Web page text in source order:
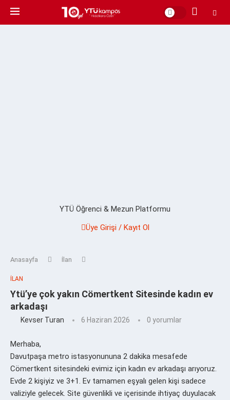
YTÜ Öğrenci & Mezun Platformu
Üye Girişi / Kayıt Ol
Anasayfa İlan
İLAN
Ytü’ye çok yakın Cömertkent Sitesinde kadın ev
arkadaşı
Kevser Turan 6 Haziran 2026 0 yorumlar
Merhaba,
Davutpaşa metro istasyonununa 2 dakika mesafede
Cömertkent sitesindeki evimiz için kadın ev arkadaşı arıyoruz.
Evde 2 kişiyiz ve 3+1. Ev tamamen eşyalı gelen kişi sadece
valiziyle gelecek. Site güvenlikli ve içerisinde ihtiyaç duyulacak